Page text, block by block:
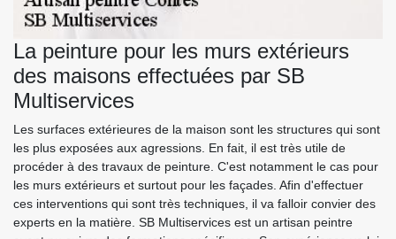
La peinture pour les murs extérieurs
des maisons effectuées par SB
Multiservices
Les surfaces extérieures de la maison sont les structures qui sont
les plus exposées aux agressions. En fait, il est très utile de
procéder à des travaux de peinture. C'est notamment le cas pour
les murs extérieurs et surtout pour les façades. Afin d'effectuer
ces interventions qui sont très techniques, il va falloir convier des
experts en la matière. SB Multiservices est un artisan peintre